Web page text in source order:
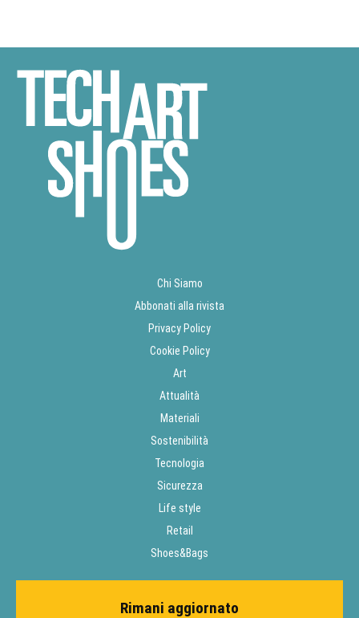
Chi Siamo
Abbonati alla rivista
Privacy Policy
Cookie Policy
Art
Attualità
Materiali
Sostenibilità
Tecnologia
Sicurezza
Life style
Retail
Shoes&Bags
Rimani aggiornato